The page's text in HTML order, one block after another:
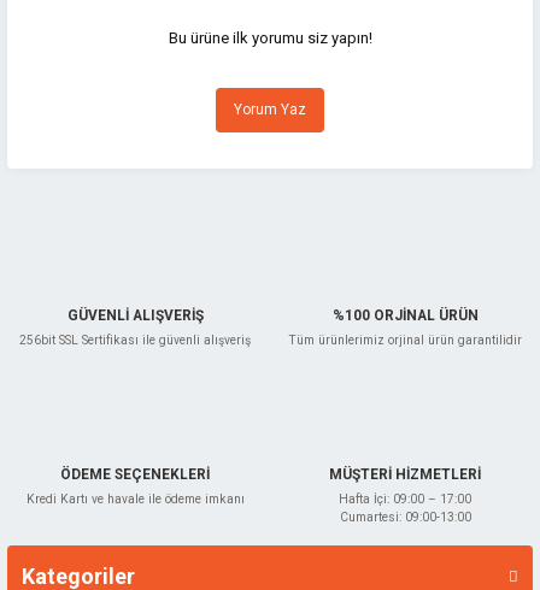
Görüş ve önerileriniz için teşekkür ederiz.
Ürün resmi kalitesiz, bozuk veya görüntülenemiyor.
Ürün açıklamasında eksik bilgiler bulunuyor.
Bu ürüne ilk yorumu siz yapın!
Yorum Yaz
GÜVENLİ ALIŞVERİŞ
256bit SSL Sertifikası ile güvenli alışveriş
%100 ORJİNAL ÜRÜN
Tüm ürünlerimiz orjinal ürün garantilidir
ÖDEME SEÇENEKLERİ
Kredi Kartı ve havale ile ödeme imkanı
MÜŞTERİ HİZMETLERİ
Hafta İçi: 09:00 – 17:00
Cumartesi: 09:00-13:00
Kategoriler
Markalar